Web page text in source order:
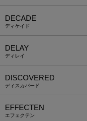
DECADE
ディケイド
DELAY
ディレイ
DISCOVERED
ディスカバード
EFFECTEN
エフェクテン